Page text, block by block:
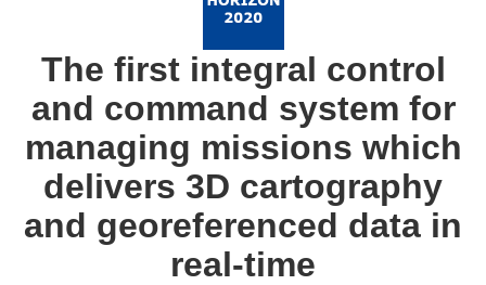
The first integral control
and command system for
managing missions which
delivers 3D cartography
and georeferenced data in
real-time